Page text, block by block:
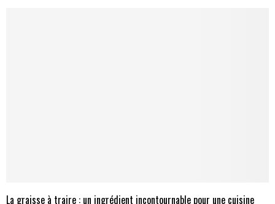
La graisse à traire : un ingrédient incontournable pour une cuisine